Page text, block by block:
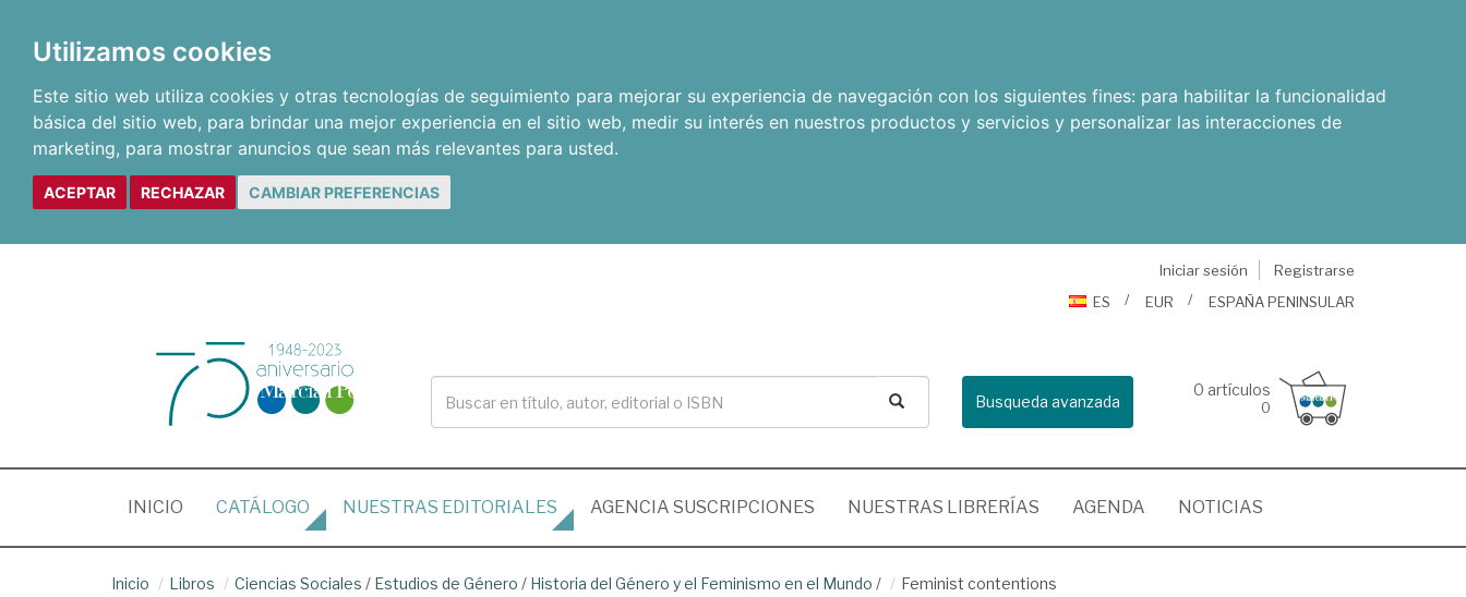
Utilizamos cookies
Este sitio web utiliza cookies y otras tecnologías de seguimiento para mejorar su experiencia de navegación con los siguientes fines: para habilitar la funcionalidad
básica del sitio web, para brindar una mejor experiencia en el sitio web, medir su interés en nuestros productos y servicios y personalizar las interacciones de
marketing, para mostrar anuncios que sean más relevantes para usted.
ACEPTAR RECHAZAR CAMBIAR PREFERENCIAS
Iniciar sesión
Registrarse
ES
EUR ESPAÑA PENINSULAR
Busqueda avanzada
0 artículos
0
INICIO (CURRENT)
CATÁLOGO NUESTRAS EDITORIALES AGENCIA SUSCRIPCIONES NUESTRAS LIBRERÍAS AGENDA NOTICIAS
Inicio Libros Ciencias Sociales / Estudios de Género / Historia del Género y el Feminismo en el Mundo / Feminist contentions